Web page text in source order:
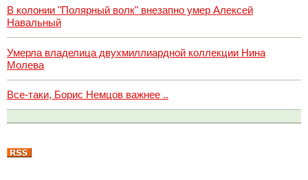
В колонии "Полярный волк" внезапно умер Алексей
Навальный
Умерла владелица двухмиллиардной коллекции Нина
Молева
Все-таки, Борис Немцов важнее ..